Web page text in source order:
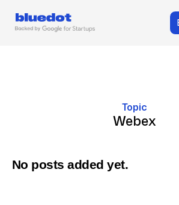
Topic
Webex
No posts added yet.